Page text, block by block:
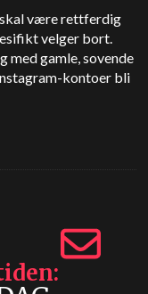
være rettferdig
velger bort.
med gamle, sovende
kontoer bli